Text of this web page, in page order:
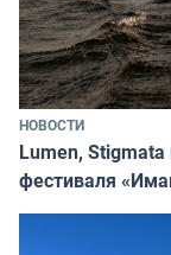
НОВОСТИ
Lumen,
фестиваля